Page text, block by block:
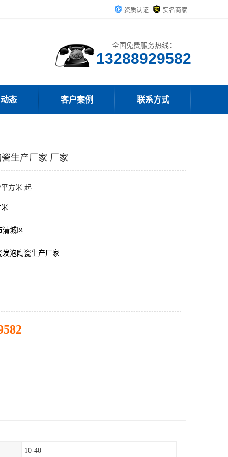
资质认证 实名商家
全国免费服务热线：
13288929582
态 客户案例 联系方式
生产厂家 厂家
方米 起
米
清城区
发泡陶瓷生产厂家
10-40